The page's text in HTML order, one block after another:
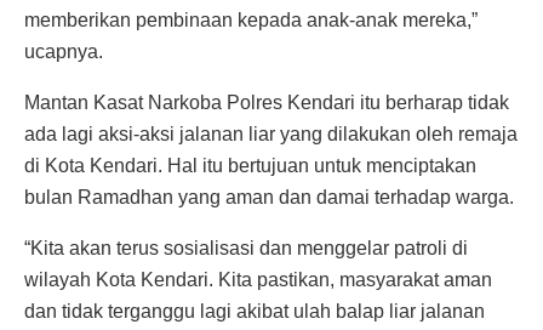
memberikan pembinaan kepada anak-anak mereka,”
ucapnya.
Mantan Kasat Narkoba Polres Kendari itu berharap tidak
ada lagi aksi-aksi jalanan liar yang dilakukan oleh remaja
di Kota Kendari. Hal itu bertujuan untuk menciptakan
bulan Ramadhan yang aman dan damai terhadap warga.
“Kita akan terus sosialisasi dan menggelar patroli di
wilayah Kota Kendari. Kita pastikan, masyarakat aman
dan tidak terganggu lagi akibat ulah balap liar jalanan